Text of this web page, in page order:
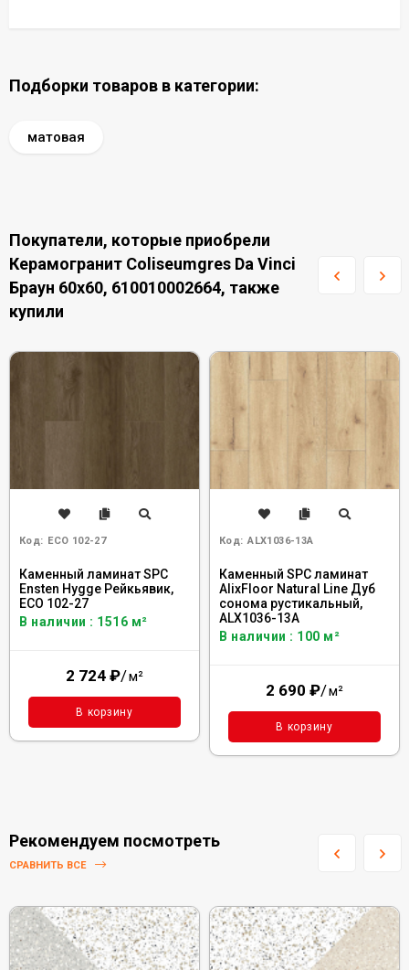
Подборки товаров в категории:
матовая
Покупатели, которые приобрели
Керамогранит Coliseumgres Da Vinci
Браун 60x60, 610010002664, также
купили
Код: ECO 102-27
Каменный ламинат SPC
Ensten Hygge Рейкьявик,
ECO 102-27
В наличии : 1516 м²
2 724 ₽/м²
В корзину
Код: ALX1036-13А
Каменный SPC ламинат
AlixFloor Natural Line Дуб
сонома рустикальный,
ALX1036-13А
В наличии : 100 м²
2 690 ₽/м²
В корзину
Рекомендуем посмотреть
СРАВНИТЬ ВСЕ